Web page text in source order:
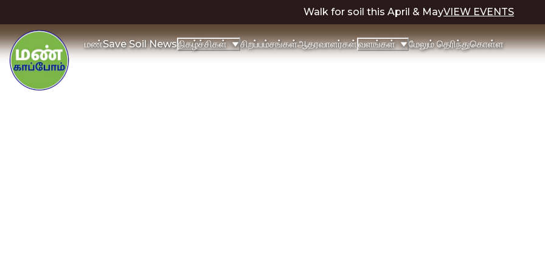
Walk for soil this April & MayVIEW EVENTS
மண்Save Soil Newsநிகழ்ச்சிகள் சிறப்பம்சங்கள்ஆதரவாளர்கள்வளங்கள் மேலும் தெரிந்துகொள்ள